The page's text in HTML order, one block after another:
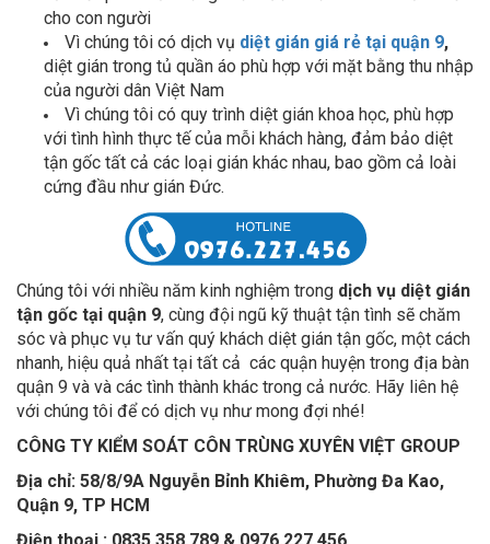
cho con người
Vì chúng tôi có dịch vụ
diệt gián giá rẻ tại quận 9
diệt gián trong tủ quần áo phù hợp với mặt bằng thu nhập
của người dân Việt Nam
Vì chúng tôi có quy trình diệt gián khoa học, phù hợp
với tình hình thực tế của mỗi khách hàng, đảm bảo diệt
tận gốc tất cả các loại gián khác nhau, bao gồm cả loài
cứng đầu như gián Đức.
Chúng tôi với nhiều năm kinh nghiệm trong
dịch vụ diệt gián
tận gốc tại quận 9, cùng đội ngũ kỹ thuật tận tình sẽ chăm
sóc và phục vụ tư vấn quý khách diệt gián tận gốc, một cách
nhanh, hiệu quả nhất tại tất cả các quận huyện trong địa bàn
quận 9 và và các tình thành khác trong cả nước. Hãy liên hệ
với chúng tôi để có dịch vụ như mong đợi nhé!
CÔNG TY KIỂM SOÁT CÔN TRÙNG XUYÊN VIỆT GROUP
Địa chỉ: 58/8/9A Nguyễn Bỉnh Khiêm, Phường Đa Kao,
Quận 9, TP HCM
Điện thoại : 0835.358.789 & 0976.227.456